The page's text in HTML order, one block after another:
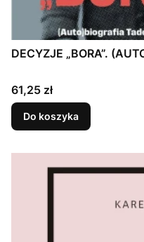
DECYZJE „BORA”.
Cena
61,25 zł
Do koszyka